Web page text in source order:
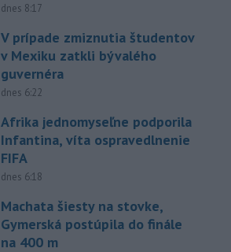
dnes 8:17
V prípade zmiznutia študentov
v Mexiku zatkli bývalého
guvernéra
dnes 6:22
Afrika jednomyseľne podporila
Infantina, víta ospravedlnenie
FIFA
dnes 6:18
Machata šiesty na stovke,
Gymerská postúpila do finále
na 400 m